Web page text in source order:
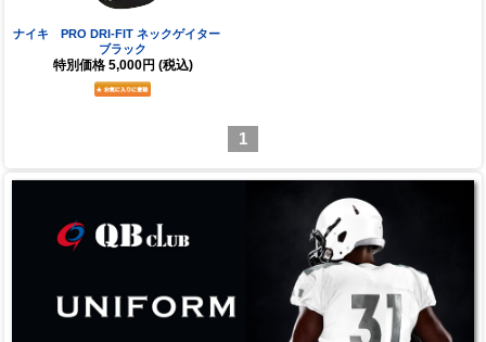
ナイキ PRO DRI-FIT ネックゲイター
ブラック
特別価格 5,000円 (税込)
1